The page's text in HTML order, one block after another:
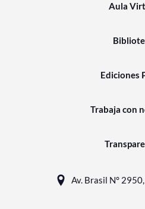
Aula
Ediciones
Trabaja con
Av. Brasil N°